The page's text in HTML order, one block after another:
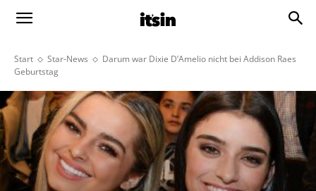
Start Star-News
Darum war Dixie D’Amelio nicht bei Addison Raes
Geburtstag